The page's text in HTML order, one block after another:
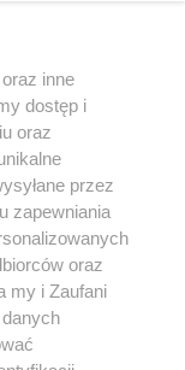
powielany i
sposób (w
polu
w Internecie
lub
prawa, tzn.
i może być ścigane
inne
dostęp i
oraz
przez
zapewniania
oraz
my i Zaufani